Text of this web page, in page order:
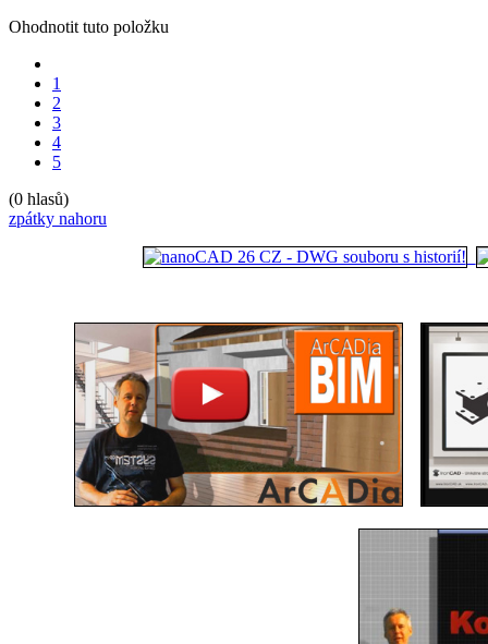
Ohodnotit tuto položku
1
2
3
4
5
(0 hlasů)
zpátky nahoru